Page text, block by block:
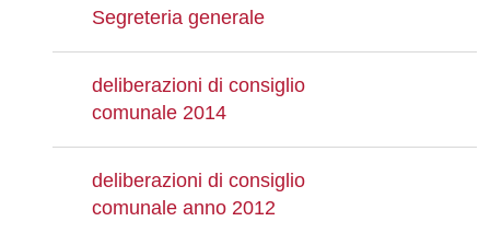
Segreteria generale
deliberazioni di consiglio
comunale 2014
deliberazioni di consiglio
comunale anno 2012